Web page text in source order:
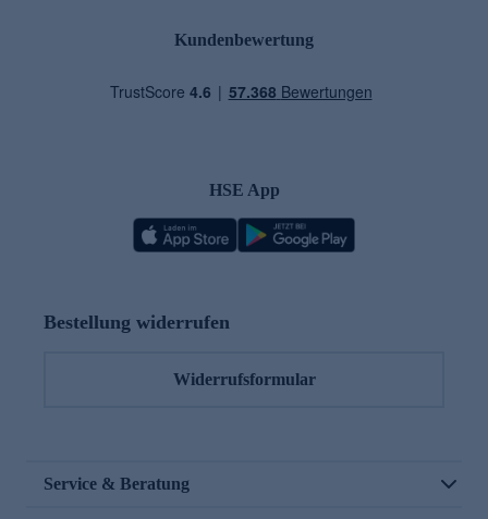
Kundenbewertung
HSE App
Bestellung widerrufen
Widerrufsformular
Service & Beratung